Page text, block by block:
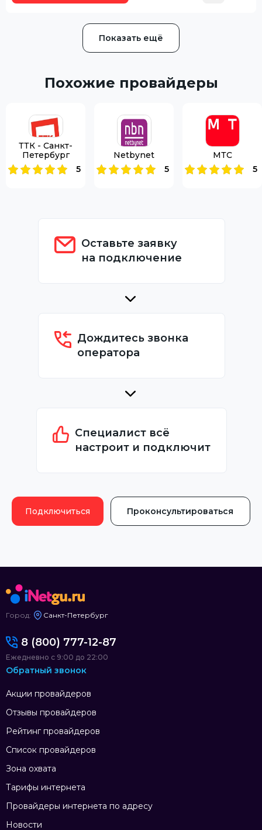
Показать ещё
Похожие провайдеры
ТТК - Санкт-
Петербург
5
Netbynet
5
МТС
5
Оставьте заявку
на подключение
Дождитесь звонка
оператора
Специалист всё
настроит и подключит
Подключиться Проконсультироваться
Город: Санкт-Петербург
Акции провайдеров
Отзывы провайдеров
Рейтинг провайдеров
Список провайдеров
Зона охвата
Тарифы интернета
Провайдеры интернета по адресу
Новости
8 (800) 777-12-87
Ежедневно с 9:00 до 22:00
Обратный звонок